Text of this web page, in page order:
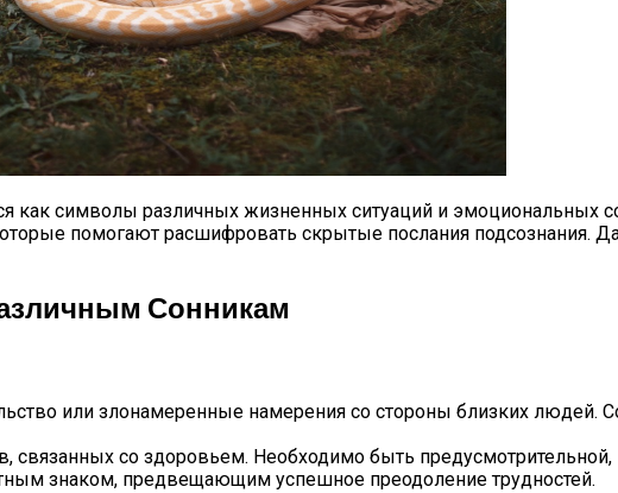
Mazda CX-90: Неужели Только Для США?
Зодиака На Сентябрь 2023 Года
как символы различных жизненных ситуаций и эмоциональных
помогают расшифровать скрытые послания подсознания.
Сонникам
или злонамеренные намерения со стороны близких людей.
связанных со здоровьем. Необходимо быть предусмотрительной,
знаком, предвещающим успешное преодоление трудностей.